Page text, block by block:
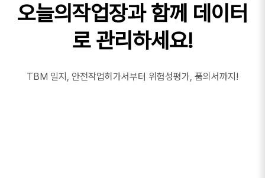
오늘의작업장과 함께 데이터
로 관리하세요!
TBM 일지, 안전작업허가서부터 위험성평가, 품의서까지!